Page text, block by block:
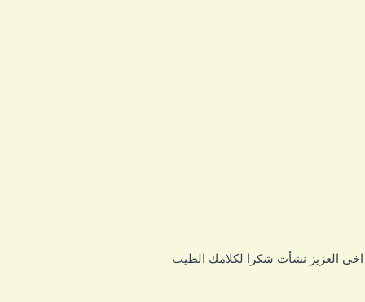
العزيز نشأت شكرا لكلامك الطيب